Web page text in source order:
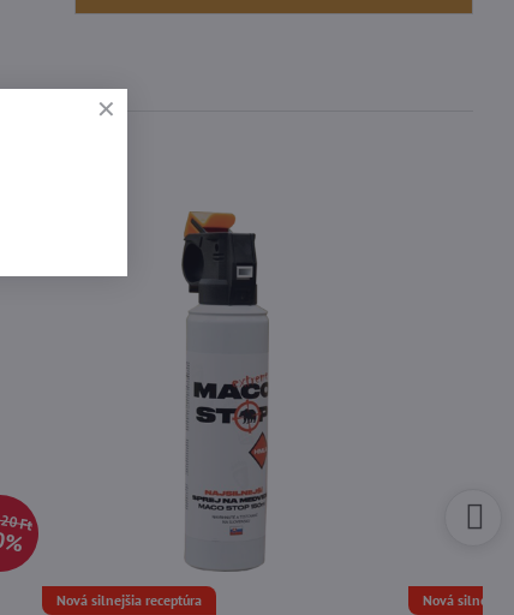
Ft
Nová silnejšia receptúra Nová silnejšia